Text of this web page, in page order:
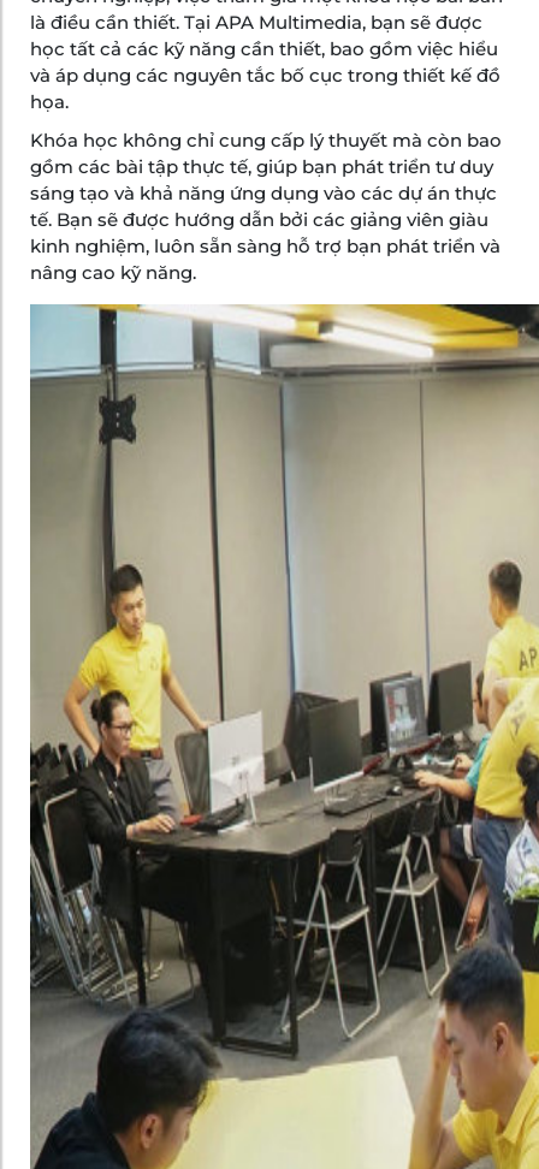
là điều cần thiết. Tại APA Multimedia, bạn sẽ được
học tất cả các kỹ năng cần thiết, bao gồm việc hiểu
và áp dụng các nguyên tắc bố cục trong thiết kế đồ
họa.
Khóa học không chỉ cung cấp lý thuyết mà còn bao
gồm các bài tập thực tế, giúp bạn phát triển tư duy
sáng tạo và khả năng ứng dụng vào các dự án thực
tế. Bạn sẽ được hướng dẫn bởi các giảng viên giàu
kinh nghiệm, luôn sẵn sàng hỗ trợ bạn phát triển và
nâng cao kỹ năng.